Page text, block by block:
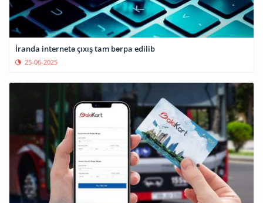
İranda internetə çıxış tam bərpa edilib
25-06-2025